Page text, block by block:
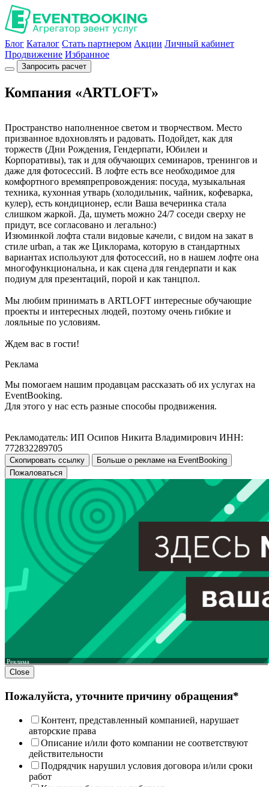
Блог Каталог Стать партнером Акции Личный кабинет
Продвижение Избранное
Запросить расчет
Компания «ARTLOFT»
Пространство наполненное светом и творчеством. Место
призванное вдохновлять и радовать. Подойдет, как для
торжеств (Дни Рождения, Гендерпати, Юбилеи и
Корпоративы), так и для обучающих семинаров, тренингов и
даже для фотосессий. В лофте есть все необходимое для
комфортного времяпрепровождения: посуда, музыкальная
техника, кухонная утварь (холодильник, чайник, кофеварка,
кулер), есть кондиционер, если Ваша вечеринка стала
слишком жаркой. Да, шуметь можно 24/7 соседи сверху не
придут, все согласовано и легально:)
Изюминкой лофта стали видовые качели, с видом на закат в
стиле urban, а так же Циклорама, которую в стандартных
вариантах используют для фотосессий, но в нашем лофте она
многофункциональна, и как сцена для гендерпати и как
подиум для презентаций, порой и как танцпол.
Мы любим принимать в ARTLOFT интересные обучающие
проекты и интересных людей, поэтому очень гибкие и
лояльные по условиям.
Ждем вас в гости!
Реклама
Мы помогаем нашим продавцам рассказать об их услугах на
EventBooking.
Для этого у нас есть разные способы продвижения.
Рекламодатель: ИП Осипов Никита Владимирович ИНН:
772832289705
Скопировать ссылку
Больше о рекламе на EventBooking
Пожаловаться
Реклама
Close
Пожалуйста, уточните причину обращения*
Контент, представленный компанией, нарушает
авторские права
Описание и/или фото компании не соответствуют
действительности
Подрядчик нарушил условия договора и/или сроки
работ